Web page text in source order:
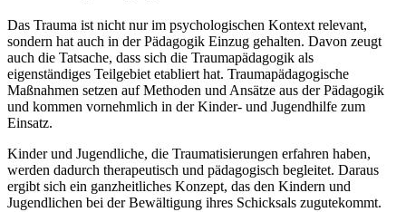
Das Trauma ist nicht nur im psychologischen Kontext relevant,
sondern hat auch in der Pädagogik Einzug gehalten. Davon zeugt
auch die Tatsache, dass sich die Traumapädagogik als
eigenständiges Teilgebiet etabliert hat. Traumapädagogische
Maßnahmen setzen auf Methoden und Ansätze aus der Pädagogik
und kommen vornehmlich in der Kinder- und Jugendhilfe zum
Einsatz.
Kinder und Jugendliche, die Traumatisierungen erfahren haben,
werden dadurch therapeutisch und pädagogisch begleitet. Daraus
ergibt sich ein ganzheitliches Konzept, das den Kindern und
Jugendlichen bei der Bewältigung ihres Schicksals zugutekommt.